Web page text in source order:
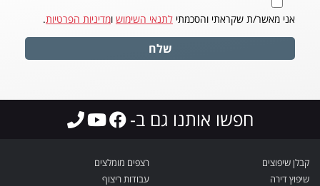
אני מאשר/ת שקראתי והסכמתי לתנאי השימוש ומדיניות הפרטיות.
שלח
חפשו אותנו גם ב-
קבלן שיפוצים
שיפוץ דירה
רצפים מומלצים
עבודות ריצוף